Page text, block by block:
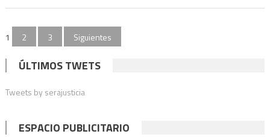
Paginación
de
entradas
1 2 3 Siguientes
ÚLTIMOS TWETS
Tweets by serajusticia
ESPACIO PUBLICITARIO